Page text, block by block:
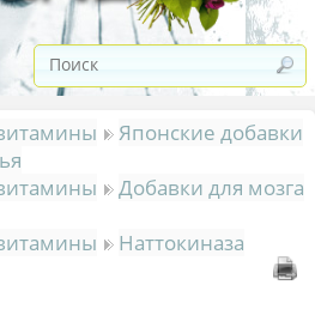
Японские добавки
Добавки для мозга
Наттокиназа